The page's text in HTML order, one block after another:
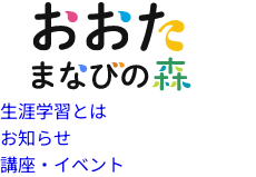
生涯学習とは
お知らせ
講座・イベント